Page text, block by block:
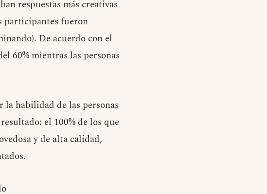
respuestas más creativas
participantes fueron
De acuerdo con el
60% mientras las personas
habilidad de las personas
el 100% de los que
y de alta calidad,